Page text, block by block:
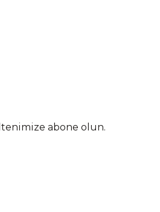
abone olun.